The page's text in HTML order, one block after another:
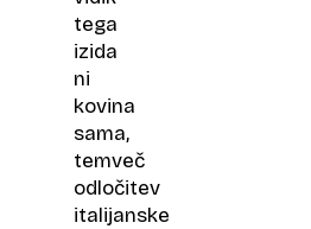
tega
izida
ni
kovina
sama,
temveč
odločitev
italijanske